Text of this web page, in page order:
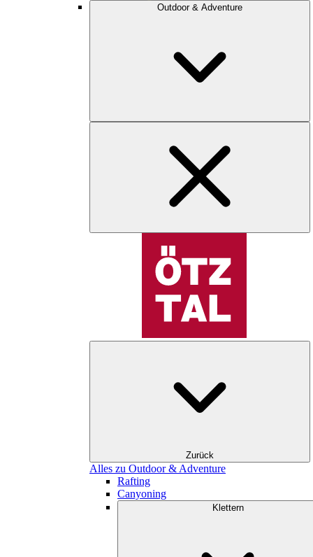
Outdoor & Adventure
Zurück
Alles zu Outdoor & Adventure
Rafting
Canyoning
Klettern